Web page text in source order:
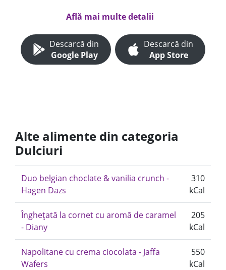
Află mai multe detalii
Descarcă din
Google Play
Descarcă din
App Store
Alte alimente din categoria
Dulciuri
Duo belgian choclate & vanilia crunch -
Hagen Dazs
310
kCal
Înghețată la cornet cu aromă de caramel
- Diany
205
kCal
Napolitane cu crema ciocolata - Jaffa
Wafers
550
kCal